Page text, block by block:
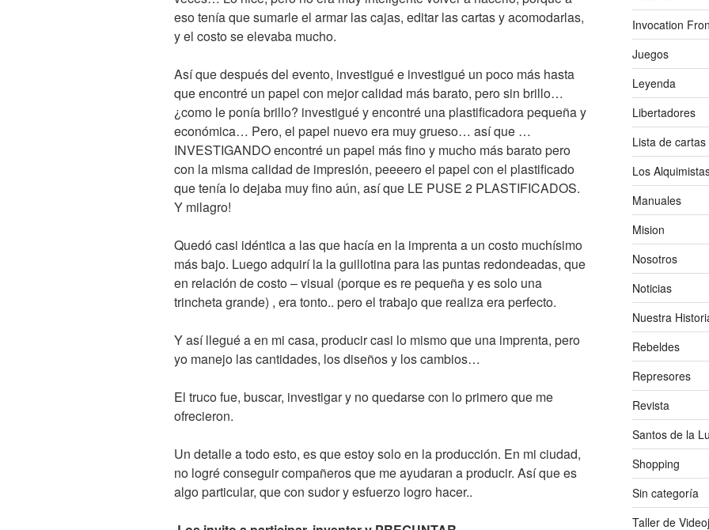
eso tenía que sumarle el armar las cajas, editar las cartas y acomodarlas,
y el costo se elevaba mucho.
Así que después del evento, investigué e investigué un poco más hasta
que encontré un papel con mejor calidad más barato, pero sin brillo…
¿como le ponía brillo? investigué y encontré una plastificadora pequeña y
económica… Pero, el papel nuevo era muy grueso… así que …
INVESTIGANDO encontré un papel más fino y mucho más barato pero
con la misma calidad de impresión, peeeero el papel con el plastificado
que tenía lo dejaba muy fino aún, así que LE PUSE 2 PLASTIFICADOS.
Y milagro!
Quedó casi idéntica a las que hacía en la imprenta a un costo muchísimo
más bajo. Luego adquirí la la guillotina para las puntas redondeadas, que
en relación de costo – visual (porque es re pequeña y es solo una
trincheta grande) , era tonto.. pero el trabajo que realiza era perfecto.
Y así llegué a en mi casa, producir casi lo mismo que una imprenta, pero
yo manejo las cantidades, los diseños y los cambios…
El truco fue, buscar, investigar y no quedarse con lo primero que me
ofrecieron.
Un detalle a todo esto, es que estoy solo en la producción. En mi ciudad,
no logré conseguir compañeros que me ayudaran a producir. Así que es
algo particular, que con sudor y esfuerzo logro hacer..
Invocation
Juegos
Leyenda
Libertadores
Lista de cartas
Los
Manuales
Mision
Nosotros
Noticias
Nuestra
Rebeldes
Represores
Revista
Santos de la
Shopping
Sin categoría
Taller de